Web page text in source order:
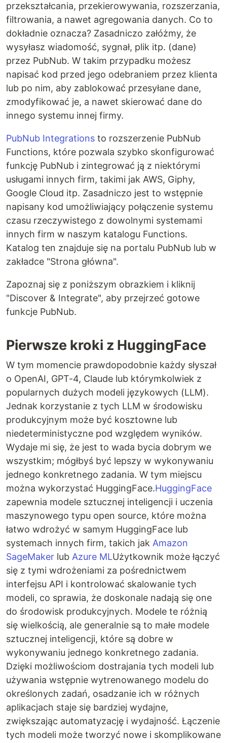
przekształcania, przekierowywania, rozszerzania,
filtrowania, a nawet agregowania danych. Co to
dokładnie oznacza? Zasadniczo załóżmy, że
wysyłasz wiadomość, sygnał, plik itp. (dane)
przez PubNub. W takim przypadku możesz
napisać kod przed jego odebraniem przez klienta
lub po nim, aby zablokować przesyłane dane,
zmodyfikować je, a nawet skierować dane do
innego systemu innej firmy.
PubNub Integrations to rozszerzenie PubNub
Functions, które pozwala szybko skonfigurować
funkcję PubNub i zintegrować ją z niektórymi
usługami innych firm, takimi jak AWS, Giphy,
Google Cloud itp. Zasadniczo jest to wstępnie
napisany kod umożliwiający połączenie systemu
czasu rzeczywistego z dowolnymi systemami
innych firm w naszym katalogu Functions.
Katalog ten znajduje się na portalu PubNub lub w
zakładce "Strona główna".
Zapoznaj się z poniższym obrazkiem i kliknij
"Discover & Integrate", aby przejrzeć gotowe
funkcje PubNub.
Pierwsze kroki z HuggingFace
W tym momencie prawdopodobnie każdy słyszał
o OpenAI, GPT-4, Claude lub którymkolwiek z
popularnych dużych modeli językowych (LLM).
Jednak korzystanie z tych LLM w środowisku
produkcyjnym może być kosztowne lub
niedeterministyczne pod względem wyników.
Wydaje mi się, że jest to wada bycia dobrym we
wszystkim; mógłbyś być lepszy w wykonywaniu
jednego konkretnego zadania. W tym miejscu
można wykorzystać HuggingFace.HuggingFace
zapewnia modele sztucznej inteligencji i uczenia
maszynowego typu open source, które można
łatwo wdrożyć w samym HuggingFace lub
systemach innych firm, takich jak Amazon
SageMaker lub Azure MLUżytkownik może łączyć
się z tymi wdrożeniami za pośrednictwem
interfejsu API i kontrolować skalowanie tych
modeli, co sprawia, że doskonale nadają się one
do środowisk produkcyjnych. Modele te różnią
się wielkością, ale generalnie są to małe modele
sztucznej inteligencji, które są dobre w
wykonywaniu jednego konkretnego zadania.
Dzięki możliwościom dostrajania tych modeli lub
używania wstępnie wytrenowanego modelu do
określonych zadań, osadzanie ich w różnych
aplikacjach staje się bardziej wydajne,
zwiększając automatyzację i wydajność. Łączenie
tych modeli może tworzyć nowe i skomplikowane